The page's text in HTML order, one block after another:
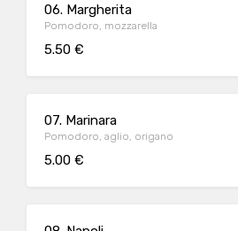
06. Margherita
Pomodoro, mozzarella
5.50 €
07. Marinara
Pomodoro, aglio, origano
5.00 €